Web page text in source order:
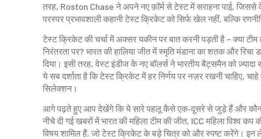
तरह, Roston Chase ने अपने नए फ़ॉर्म से टेस्ट में सराहना पाई,
परस्पर प्रभावशाली कहानी टेस्ट क्रिकेट को सिर्फ खेल नहीं, बल्कि
टेस्ट क्रिकेट की चर्चा में अक्सर यकीन पर बात करनी पड़ती है – क्या
निरंतरता पर? भारत की हालिया जीत में स्मृति मंडाना का शतक और
दिया। इसी तरह, वेस्ट इंडीज के नए बॉलर्स ने भारतीय बैट्समैन को
ये सब दर्शाता है कि टेस्ट क्रिकेट में हर निर्णय पर नज़र रखनी चाहिए,
सिलेक्शन।
आगे पढ़ते हुए आप देखेंगे कि ये सारे पहलू कैसे एक‑दूसरे से जुड़े हैं और
नीचे दी गई खबरों में भारत की महिला टीम की जीत, ICC महिला विश्व
विषय शामिल हैं, जो टेस्ट क्रिकेट के बड़े चित्र को और स्पष्ट करेंगे।